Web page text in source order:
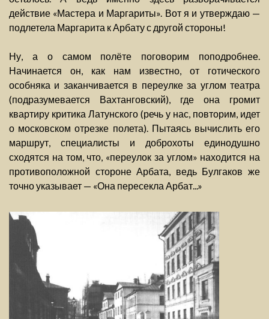
действие «Мастера и Маргариты». Вот я и утверждаю —
подлетела Маргарита к Арбату с другой стороны!
Ну, а о самом полёте поговорим поподробнее.
Начинается он, как нам известно, от готического
особняка и заканчивается в переулке за углом театра
(подразумевается Вахтанговский), где она громит
квартиру критика Латунского (речь у нас, повторим, идет
о московском отрезке полета). Пытаясь вычислить его
маршрут, специалисты и доброхоты единодушно
сходятся на том, что, «переулок за углом» находится на
противоположной стороне Арбата, ведь Булгаков же
точно указывает — «Она пересекла Арбат...»